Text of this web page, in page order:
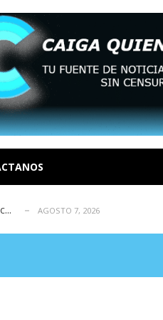
en...
L. AGOSTO 6, 2026
AGOSTO 6, 2026
Por: Dr. Al...
en... AGOSTO 7, 2026
L. AGOSTO 6, 2026
Por: Dr. Al...